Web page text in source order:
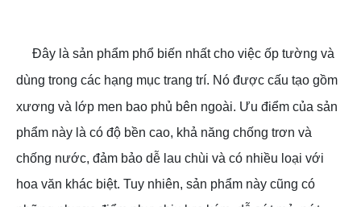
Đây là sản phẩm phổ biến nhất cho việc ốp tường và
dùng trong các hạng mục trang trí. Nó được cấu tạo gồm
xương và lớp men bao phủ bên ngoài. Ưu điểm của sản
phẩm này là có độ bền cao, khả năng chống trơn và
chống nước, đảm bảo dễ lau chùi và có nhiều loại với
hoa văn khác biệt. Tuy nhiên, sản phẩm này cũng có